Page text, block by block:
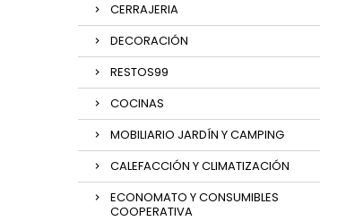
CERRAJERIA
DECORACIÓN
RESTOS99
COCINAS
MOBILIARIO JARDÍN Y CAMPING
CALEFACCIÓN Y CLIMATIZACIÓN
ECONOMATO Y CONSUMIBLES
COOPERATIVA